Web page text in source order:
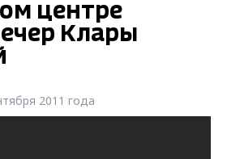
центре
Клары
2011 года